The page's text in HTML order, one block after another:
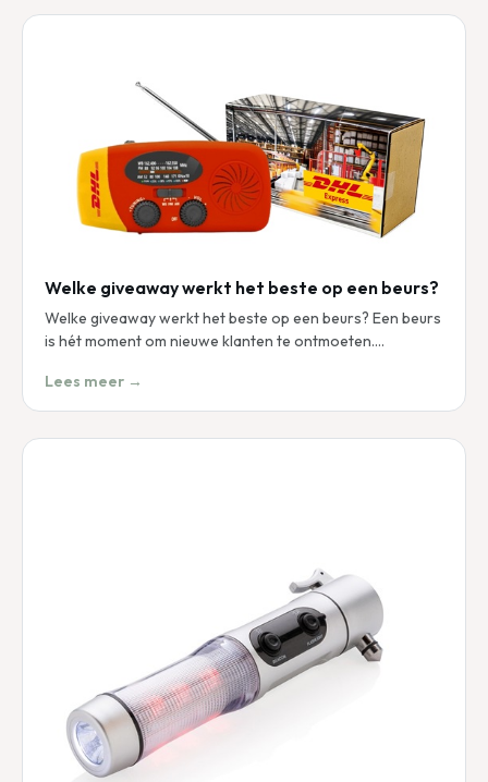
Welke giveaway werkt het beste op een beurs?
Welke giveaway werkt het beste op een beurs? Een beurs
is hét moment om nieuwe klanten te ontmoeten.…
Lees meer →